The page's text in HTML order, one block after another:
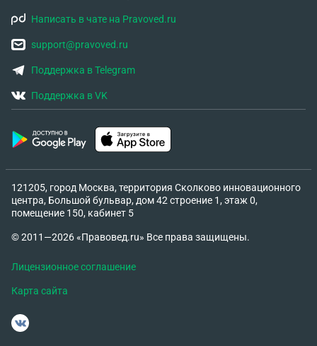
Написать в чате на Pravoved.ru
support@pravoved.ru
Поддержка в Telegram
Поддержка в VK
121205, город Москва, территория Сколково инновационного
центра, Большой бульвар, дом 42 строение 1, этаж 0,
помещение 150, кабинет 5
© 2011—2026 «Правовед.ru» Все права защищены.
Лицензионное соглашение
Карта сайта